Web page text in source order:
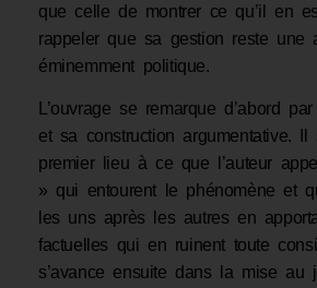
que celle de montrer ce qu’il en
rappeler que sa gestion reste une
éminemment politique.
L’ouvrage se remarque d’abord
et sa construction argumentative. Il
premier lieu à ce que l’auteur
» qui entourent le phénomène et
les uns après les autres en
factuelles qui en ruinent toute
s’avance ensuite dans la mise au